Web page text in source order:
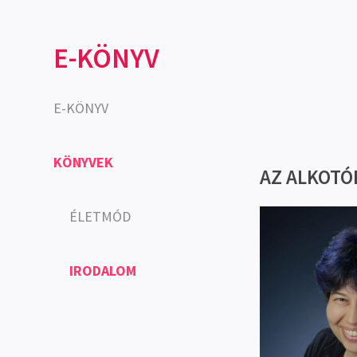
E-KÖNYV
E-KÖNYV
KÖNYVEK
ÉLETMÓD
IRODALOM
AZ